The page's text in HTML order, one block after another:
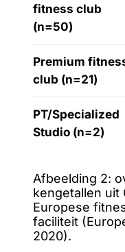
fitness club
(n=50)
Premium
club (n=21)
PT/Specialized
Studio (n=2)
Afbeelding 2:
kengetallen uit
Europese
faciliteit
2020).